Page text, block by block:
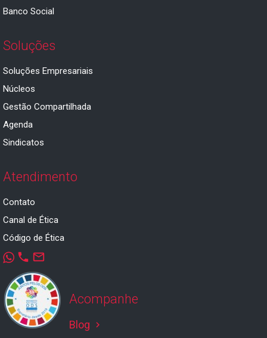
Banco Social
Soluções
Soluções Empresariais
Núcleos
Gestão Compartilhada
Agenda
Sindicatos
Atendimento
Contato
Canal de Ética
Código de Ética
phone mail_outline
Acompanhe
Blog keyboard_arrow_right